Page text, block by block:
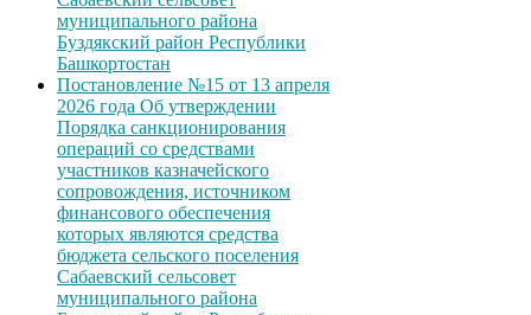
муниципального района
Буздякский район Республики
Башкортостан
Постановление №15 от 13 апреля
2026 года Об утверждении
Порядка санкционирования
операций со средствами
участников казначейского
сопровождения, источником
финансового обеспечения
которых являются средства
бюджета сельского поселения
Сабаевский сельсовет
муниципального района